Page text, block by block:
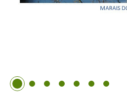
Image 1Image 2Image 3Image 4Image 5Image 6Image 7